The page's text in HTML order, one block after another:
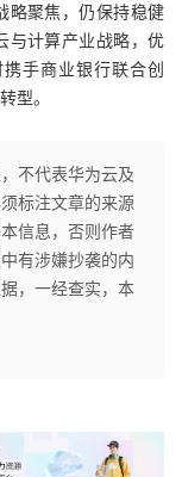
略聚焦，仍保持稳健
与计算产业战略，优
手商业银行联合创
型。
不代表华为云及
标注文章的来源
信息，否则作者
有涉嫌抄袭的内
，一经查实，本